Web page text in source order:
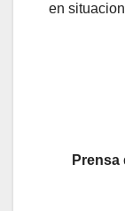
en
Prensa